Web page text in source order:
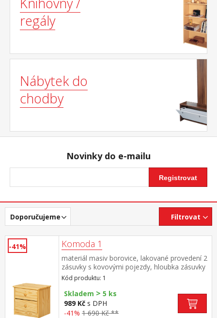
regály
Nábytek do
chodby
Novinky do e-mailu
Registrovat
Doporučujeme Filtrovat
-41% Komoda 1
materiál masiv borovice, lakované provedení 2
zásuvky s kovovými pojezdy, hloubka zásuvky
27,5 cm
Kód produktu: 1
Skladem > 5 ks
989 Kč s DPH
-41% 1 690 Kč **